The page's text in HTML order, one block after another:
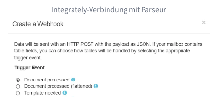
Integrately-Verbindung mit Parseur